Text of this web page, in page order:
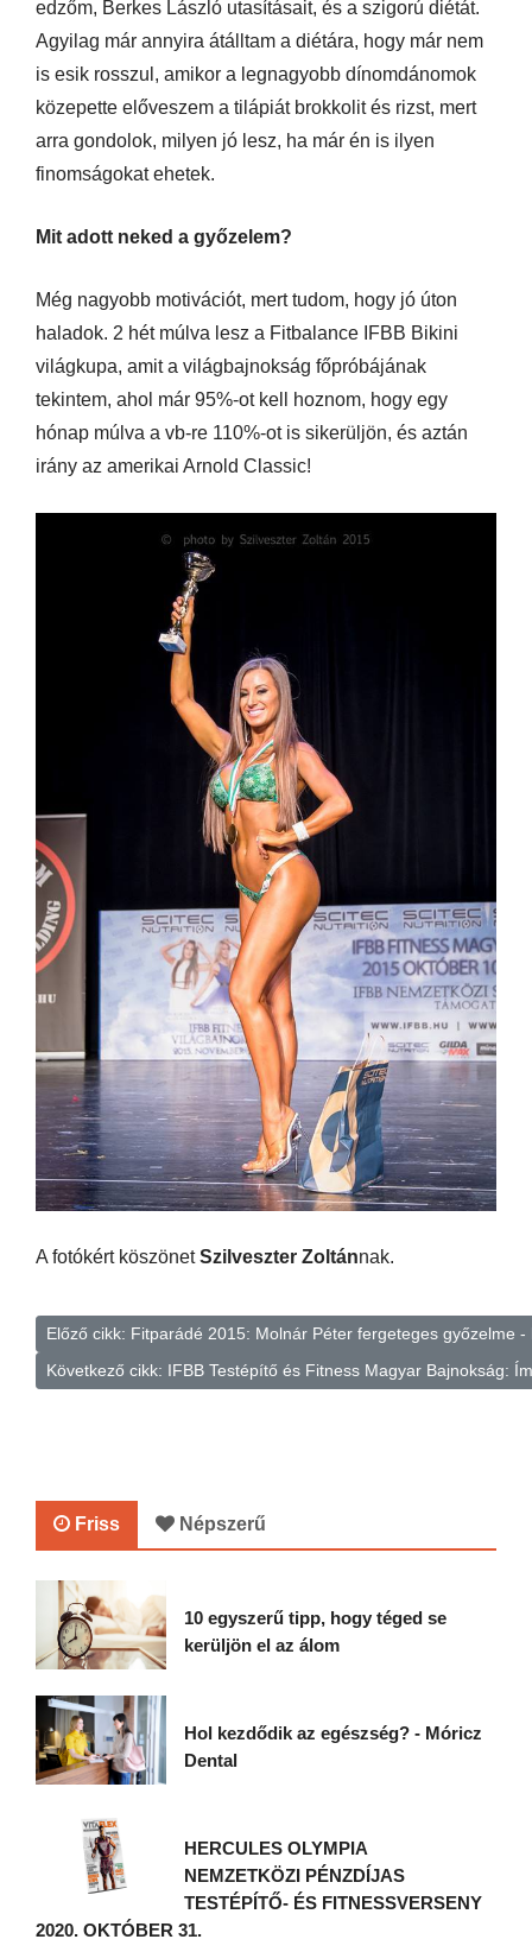
edzőm, Berkes László utasításait, és a szigorú diétát.
Agyilag már annyira átálltam a diétára, hogy már nem
is esik rosszul, amikor a legnagyobb dínomdánomok
közepette előveszem a tilápiát brokkolit és rizst, mert
arra gondolok, milyen jó lesz, ha már én is ilyen
finomságokat ehetek.
Mit adott neked a győzelem?
Még nagyobb motivációt, mert tudom, hogy jó úton
haladok. 2 hét múlva lesz a Fitbalance IFBB Bikini
világkupa, amit a világbajnokság főpróbájának
tekintem, ahol már 95%-ot kell hoznom, hogy egy
hónap múlva a vb-re 110%-ot is sikerüljön, és aztán
irány az amerikai Arnold Classic!
A fotókért köszönetSzilveszter Zoltánnak.
Előző cikk: Fitparádé 2015: Molnár Péter fergeteges győzelme
Következő cikk: IFBB Testépítő és Fitness Magyar Bajnokság:
Friss Népszerű
10 egyszerű tipp, hogy téged se
kerüljön el az álom
Hol kezdődik az egészség? - Móricz
Dental
HERCULES OLYMPIA
NEMZETKÖZI PÉNZDÍJAS
TESTÉPÍTŐ- ÉS FITNESSVERSENY
2020. OKTÓBER 31.